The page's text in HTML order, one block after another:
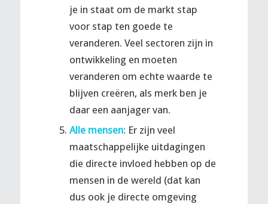
je in staat om de markt stap
voor stap ten goede te
veranderen. Veel sectoren zijn in
ontwikkeling en moeten
veranderen om echte waarde te
blijven creëren, als merk ben je
daar een aanjager van.
Alle mensen:Er zijn veel
maatschappelijke uitdagingen
die directe invloed hebben op de
mensen in de wereld (dat kan
dus ook je directe omgeving